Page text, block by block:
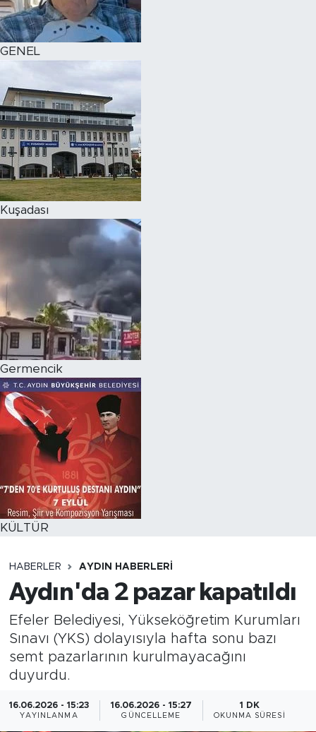
GENEL
Kuşadası
Germencik
KÜLTÜR
HABERLER AYDIN HABERLERI
Aydın'da 2 pazar kapatıldı
Efeler Belediyesi, Yükseköğretim Kurumları
Sınavı (YKS) dolayısıyla hafta sonu bazı
semt pazarlarının kurulmayacağını
duyurdu.
16.06.2026 - 15:23
YAYINLANMA
16.06.2026 - 15:27
GÜNCELLEME
1 DK
OKUNMA SÜRESI